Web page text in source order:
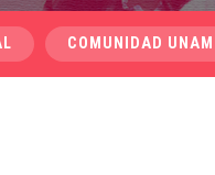
COMUNIDAD UNAM